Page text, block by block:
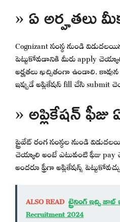
» ఏ అర్హతలు
Cognizant సంస్థ నుండి
పెట్టుకోవడానికి మీరు apply
అర్హతలు ఖచ్చితంగా ఉండాలి.
ఇప్పుడే అప్లికేషన్ fill చేసి submit
» అప్లికేషన్
ప్రైవేట్ రంగ సంస్థల నుండి
చెయ్యాలి అంటే ఎటువంటి ఫీజు
అందరూ ఫ్రీగా అప్లికేషన్స్
ALSO READ ట్రైనింగ్ ఇచ్చి జాబ్
Recruitment 2024